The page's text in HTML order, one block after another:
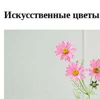
Искусственные цветы